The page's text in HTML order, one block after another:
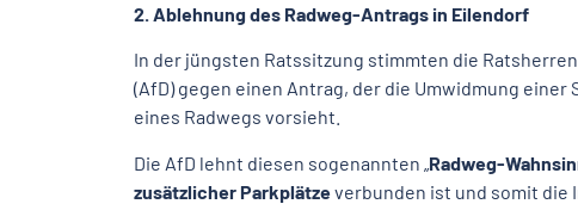
2. Ablehnung des Radweg-Antrags in Eilendorf
In der jüngsten Ratssitzung stimmten die Ratsherren
(AfD) gegen einen Antrag, der die Umwidmung
eines Radwegs vorsieht.
Die AfD lehnt diesen sogenannten „ Radweg-
zusätzlicher Parkplätzeverbunden ist und somit die